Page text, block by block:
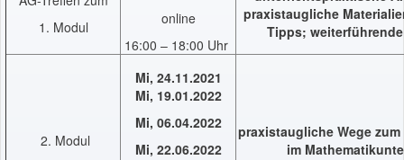
1. Modul
online
16:00 – 18:00 Uhr
praxistaugliche
Tipps;
2. Modul
Mi, 24.11.2021
Mi, 19.01.2022
Mi, 06.04.2022
Mi, 22.06.2022
praxistaugliche Wege
im